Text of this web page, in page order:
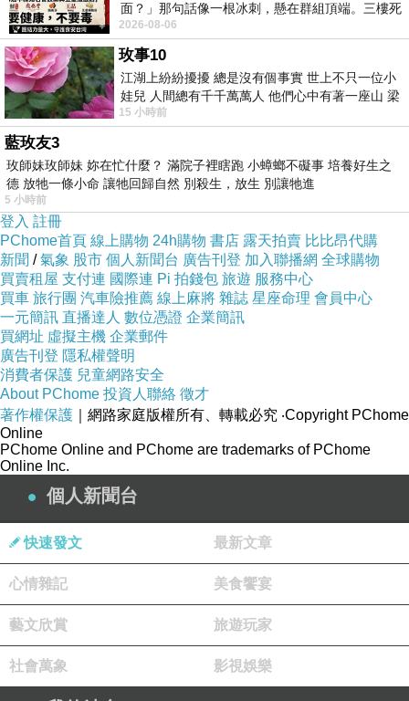
手品特色
透過圓筒包型弧線力學及。。。
「吉祥圖案
牡丹花群」與「客家建築」
意涵群展延布品內部結構。。。
面？」那句話像一根冰刺，懸在群組頂端。三樓死
死盯著照片裡的人。那個人確實站在
2026-08-06
玫事10
江湖上紛紛擾擾 總是沒有個事實 世上不只一位小
娃兒 人間總有千千萬萬人 他們心中有著一座山 梁
山佛山泰華衡恆嵩 一山之高
15 小時前
藍玫友3
玫師妹玫師妹 妳在忙什麼？ 滿院子裡瞎跑 小蟑螂不礙事 培養好生之
德 放牠一條小命 讓牠回歸自然 別殺生，放生 別讓牠進
5 小時前
登入 註冊
PChome首頁 線上購物 24h購物 書店 露天拍賣 比比昂代購
新聞 /氣象 股市 個人新聞台 廣告刊登 加入聯播網 全球購物
買賣租屋 支付連 國際連 Pi 拍錢包 旅遊 服務中心
買車 旅行團 汽車險推薦 線上麻將 雜誌 星座命理 會員中心
一元簡訊 直播達人 數位憑證 企業簡訊
買網址 虛擬主機 企業郵件
廣告刊登 隱私權聲明
消費者保護 兒童網路安全
About PChome 投資人聯絡 徵才
著作權保護 ｜網路家庭版權所有、轉載必究 ‧Copyright PChome
Online
PChome Online and PChome are trademarks of PChome
Online Inc.
個人新聞台
快速發文 最新文章
心情雜記 美食饗宴
藝文欣賞 旅遊玩家
社會萬象 影視娛樂